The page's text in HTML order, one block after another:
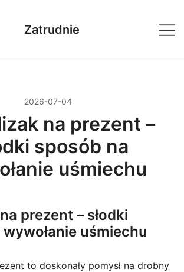
Zatrudnie
2026-07-04
na prezent –
sposób na
uśmiechu
prezent – słodki
uśmiechu
to doskonały pomysł na drobny